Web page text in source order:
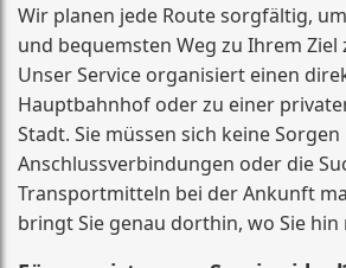
Wir planen jede Route sorgfältig,
und bequemsten Weg zu Ihrem Ziel
Unser Service organisiert einen
Hauptbahnhof oder zu einer
Stadt. Sie müssen sich keine
Anschlussverbindungen oder die
Transportmitteln bei der Ankunft
bringt Sie genau dorthin, wo Sie hin